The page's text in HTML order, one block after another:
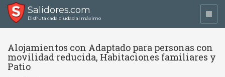
Salidores.com
Disfrutá cada ciudad al máximo
Alojamientos con Adaptado para personas con
movilidad reducida, Habitaciones familiares y
Patio